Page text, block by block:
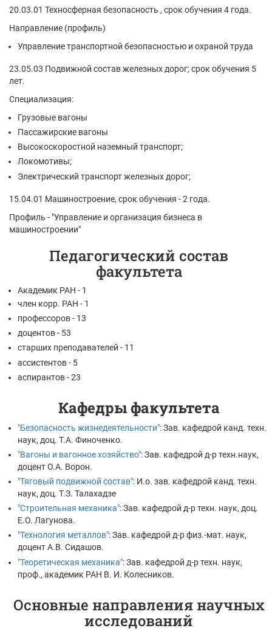
20.03.01 Техносферная безопасность , срок обучения 4 года.
Направление (профиль)
Управление транспортной безопасностью и охраной труда
23.05.03 Подвижной состав железных дорог; срок обучения 5
лет.
Специализация:
Грузовые вагоны
Пассажирские вагоны
Высокоскоростной наземный транспорт;
Локомотивы;
Электрический транспорт железных дорог;
15.04.01 Машиностроение, срок обучения - 2 года.
Профиль - "Управление и организация бизнеса в
машиностроении"
Педагогический состав
факультета
Академик РАН - 1
член корр. РАН - 1
профессоров - 13
доцентов - 53
старших преподавателей - 11
ассистентов - 5
аспирантов - 23
Кафедры факультета
"Безопасность жизнедеятельности": Зав. кафедрой канд. техн.
наук, доц. Т.А. Финоченко.
"Вагоны и вагонное хозяйство": Зав. кафедрой д-р техн.наук,
доцент О.А. Ворон.
"Тяговый подвижной состав": И.о. зав. кафедрой канд. техн.
наук, доц. Т.З. Талахадзе
"Строительная механика": Зав. кафедрой д-р техн. наук, доц.
Е.О. Лагунова.
"Технология металлов": Зав. кафедрой д-р физ.-мат. наук,
доцент А.В. Сидашов.
"Теоретическая механика": Зав. кафедрой д-р техн. наук,
проф., академик РАН В. И. Колесников.
Основные направления научных
исследований